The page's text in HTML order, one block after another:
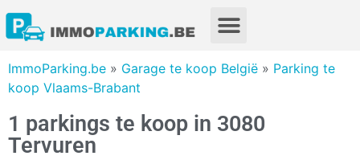
ImmoParking.be » Garage te koop België » Parking te
koop Vlaams-Brabant
1 parkings te koop in 3080
Tervuren